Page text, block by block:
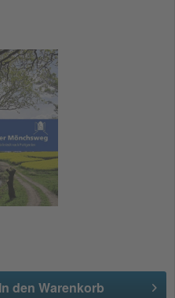
In den Warenkorb